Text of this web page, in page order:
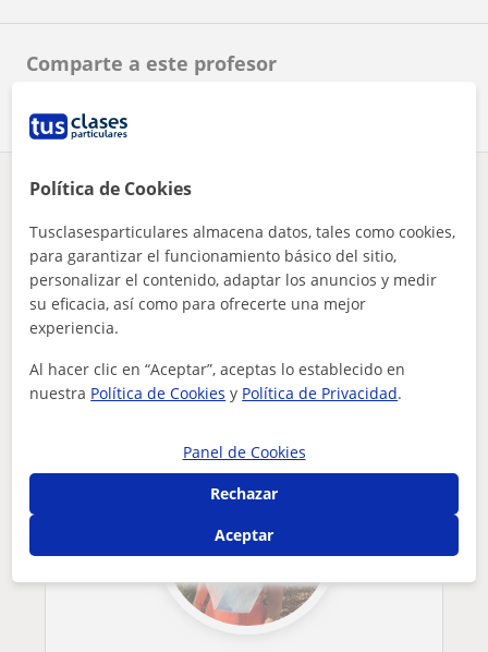
Comparte a este profesor
¿Hay algún error en este perfil?
Tus clases particulares Español para extranjeros
Valencia
Sueca
doy clases particulares de español para extranjeros, económi...
Otros profesores de Español para
interesarte
Política de Cookies
Tusclasesparticulares almacena datos, tales como cookies,
para garantizar el funcionamiento básico del sitio,
personalizar el contenido, adaptar los anuncios y medir
su eficacia, así como para ofrecerte una mejor
experiencia.
Al hacer clic en “Aceptar”, aceptas lo establecido en
nuestra Política de Cookies y Política de Privacidad.
Panel de Cookies
Rechazar
Aceptar